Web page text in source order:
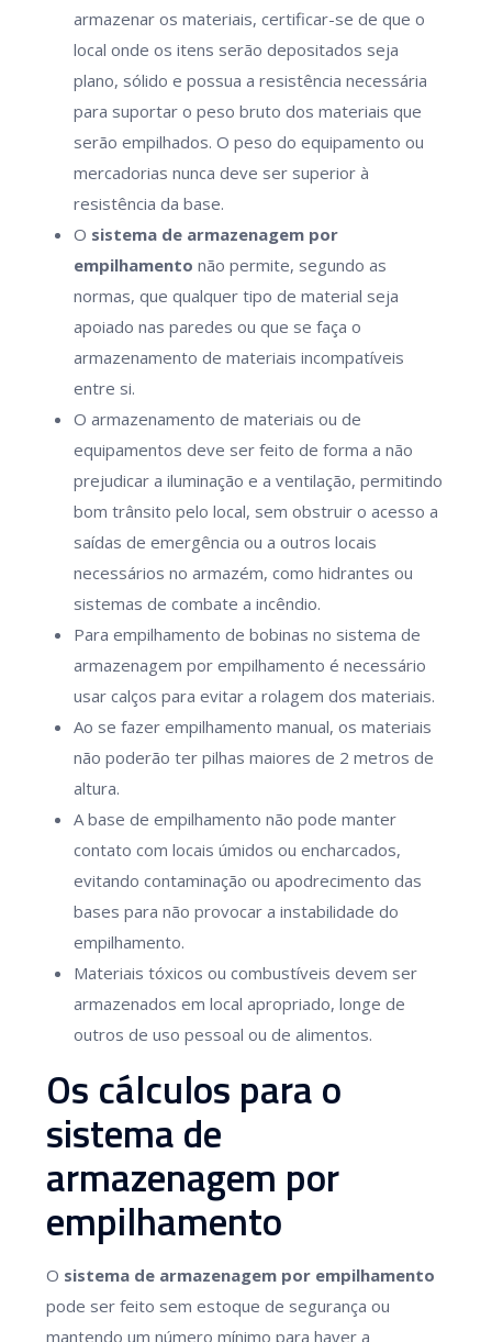
armazenar os materiais, certificar-se de que o
local onde os itens serão depositados seja
plano, sólido e possua a resistência necessária
para suportar o peso bruto dos materiais que
serão empilhados. O peso do equipamento ou
mercadorias nunca deve ser superior à
resistência da base.
O sistema de armazenagem por
empilhamento não permite, segundo as
normas, que qualquer tipo de material seja
apoiado nas paredes ou que se faça o
armazenamento de materiais incompatíveis
entre si.
O armazenamento de materiais ou de
equipamentos deve ser feito de forma a não
prejudicar a iluminação e a ventilação, permitindo
bom trânsito pelo local, sem obstruir o acesso a
saídas de emergência ou a outros locais
necessários no armazém, como hidrantes ou
sistemas de combate a incêndio.
Para empilhamento de bobinas no sistema de
armazenagem por empilhamento é necessário
usar calços para evitar a rolagem dos materiais.
Ao se fazer empilhamento manual, os materiais
não poderão ter pilhas maiores de 2 metros de
altura.
A base de empilhamento não pode manter
contato com locais úmidos ou encharcados,
evitando contaminação ou apodrecimento das
bases para não provocar a instabilidade do
empilhamento.
Materiais tóxicos ou combustíveis devem ser
armazenados em local apropriado, longe de
outros de uso pessoal ou de alimentos.
Os cálculos para o
sistema de
armazenagem por
empilhamento
O sistema de armazenagem por empilhamento
pode ser feito sem estoque de segurança ou
mantendo um número mínimo para haver a